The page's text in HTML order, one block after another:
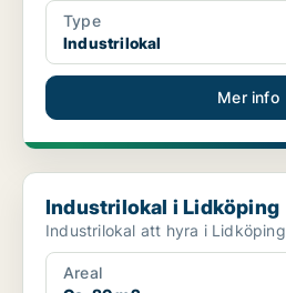
Type
Industrilokal
Mer info
Industrilokal i Lidköping
Industrilokal i Lidköping
Industrilokal att hyra i Lidköping
Areal